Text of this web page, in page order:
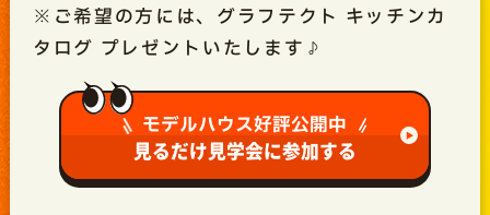
※ご希望の方には、グラフテクト キッチンカ
タログ プレゼントいたします♪
モデルハウス好評公開中
見るだけ見学会に参加する